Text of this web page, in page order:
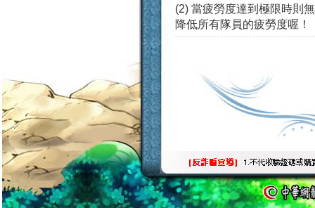
(2) 當疲勞度達到極限時則
降低所有隊員的疲勞度喔！